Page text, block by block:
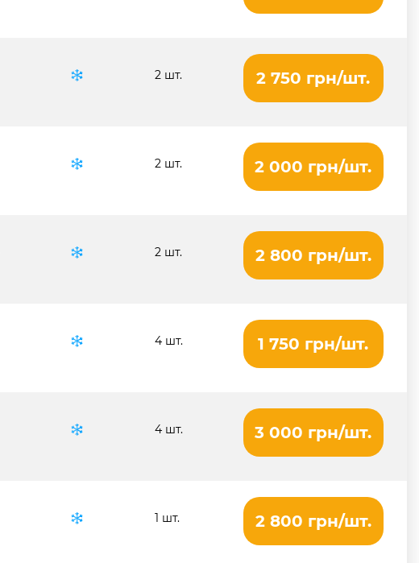
2 шт. 2 750 грн/шт.
2 шт. 2 000 грн/шт.
2 шт. 2 800 грн/шт.
4 шт. 1 750 грн/шт.
4 шт. 3 000 грн/шт.
1 шт. 2 800 грн/шт.